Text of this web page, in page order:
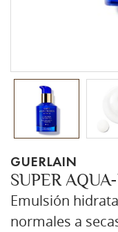
GUERLAIN
SUPER
Emulsión
normales a